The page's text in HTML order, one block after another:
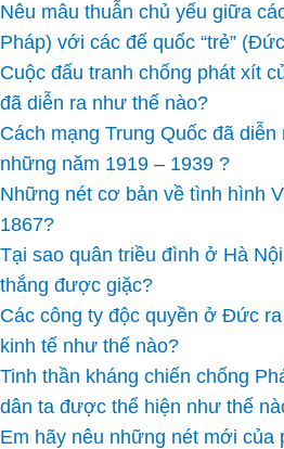
Nêu mâu thuẫn chủ yếu giữa
Pháp) với các đế quốc “trẻ”
Cuộc đấu tranh chống phát xít
đã diễn ra như thế nào?
Cách mạng Trung Quốc đã
những năm 1919 – 1939 ?
Những nét cơ bản về tình hình
1867?
Tại sao quân triều đình ở Hà
thắng được giặc?
Các công ty độc quyền ở Đức
kinh tế như thế nào?
Tinh thần kháng chiến chống
dân ta được thể hiện như thế
Em hãy nêu những nét mới của